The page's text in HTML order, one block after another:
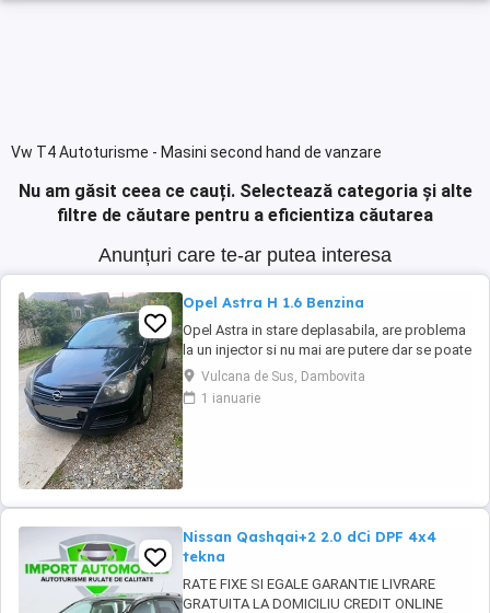
Vw T4 Autoturisme - Masini second hand de vanzare
Nu am găsit ceea ce cauți. Selectează categoria și alte
filtre de căutare pentru a eficientiza căutarea
Anunțuri care te-ar putea interesa
Opel Astra H 1.6 Benzina
Opel Astra in stare deplasabila, are problema
la un injector si nu mai are putere dar se poate
deplasa, pretul este negociabil la fata locului,
masina are si instalație Gpl omologată.
Vulcana de Sus, Dambovita
1 ianuarie
Nissan Qashqai+2 2.0 dCi DPF 4x4
tekna
RATE FIXE SI EGALE GARANTIE LIVRARE
GRATUITA LA DOMICILIU CREDIT ONLINE